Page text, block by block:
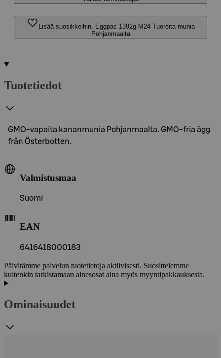
Lisää suosikkeihin, Eggpac 1392g M24 Tuoreita munia
Pohjanmaalta
Tuotetiedot
GMO-vapaita kananmunia Pohjanmaalta. GMO-fria ägg
från Österbotten.
Valmistusmaa
Suomi
EAN
6416418000183
Päivitämme palvelun tuotetietoja aktiivisesti. Suosittelemme
kuitenkin tarkistamaan ainesosat aina myös myyntipakkauksesta.
Ominaisuudet